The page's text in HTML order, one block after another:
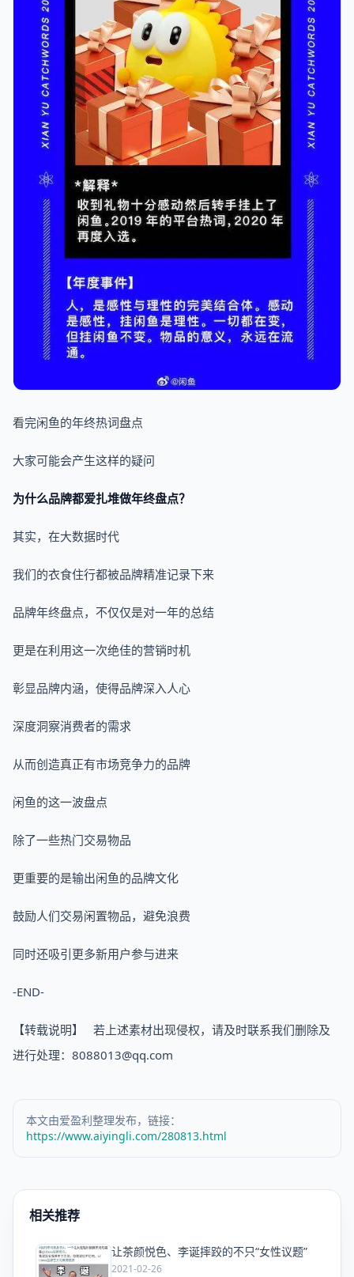
看完闲鱼的年终热词盘点
大家可能会产生这样的疑问
为什么品牌都爱扎堆做年终盘点？
其实，在大数据时代
我们的衣食住行都被品牌精准记录下来
品牌年终盘点，不仅仅是对一年的总结
更是在利用这一次绝佳的营销时机
彰显品牌内涵，使得品牌深入人心
深度洞察消费者的需求
从而创造真正有市场竞争力的品牌
闲鱼的这一波盘点
除了一些热门交易物品
更重要的是输出闲鱼的品牌文化
鼓励人们交易闲置物品，避免浪费
同时还吸引更多新用户参与进来
-END-
【转载说明】 若上述素材出现侵权，请及时联系我们删除及
进行处理：8088013@qq.com
本文由爱盈利整理发布，链接：
https://www.aiyingli.com/280813.html
相关推荐
爱 让茶颜悦色、李诞摔跤的不只“女性议题”
2021-02-26